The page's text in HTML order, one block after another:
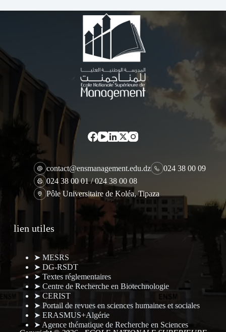
contact@ensmanagement.edu.dz
024 38 00 09
024 38 00 01 / 024 38 00 08
Pôle Universitaire de Koléa, Tipaza
lien utiles
➤ MESRS
➤ DG-RSDT
➤ Textes réglementaires
➤ Centre de Recherche en Biotechnologie
➤ CERIST
➤ Portail de revues en sciences humaines et sociales
➤ ERASMUS+Algérie
➤ Agence thématique de Recherche en Sciences